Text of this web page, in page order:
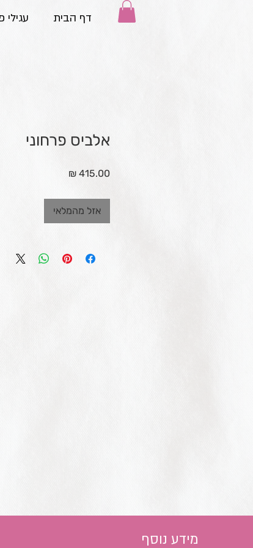
דף הבית עגילי
אלביס פרחוני
אזל מהמלאי
מידע נוסף